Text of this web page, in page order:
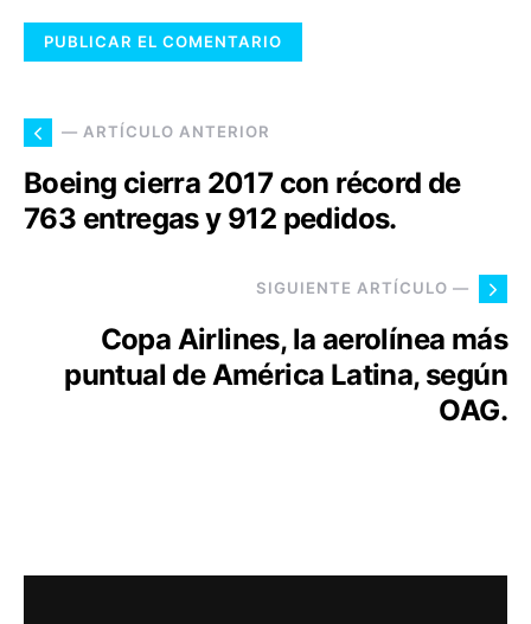
— ARTÍCULO ANTERIOR
Boeing cierra 2017 con récord de
763 entregas y 912 pedidos.
SIGUIENTE ARTÍCULO —
Copa Airlines, la aerolínea más
puntual de América Latina, según
OAG.